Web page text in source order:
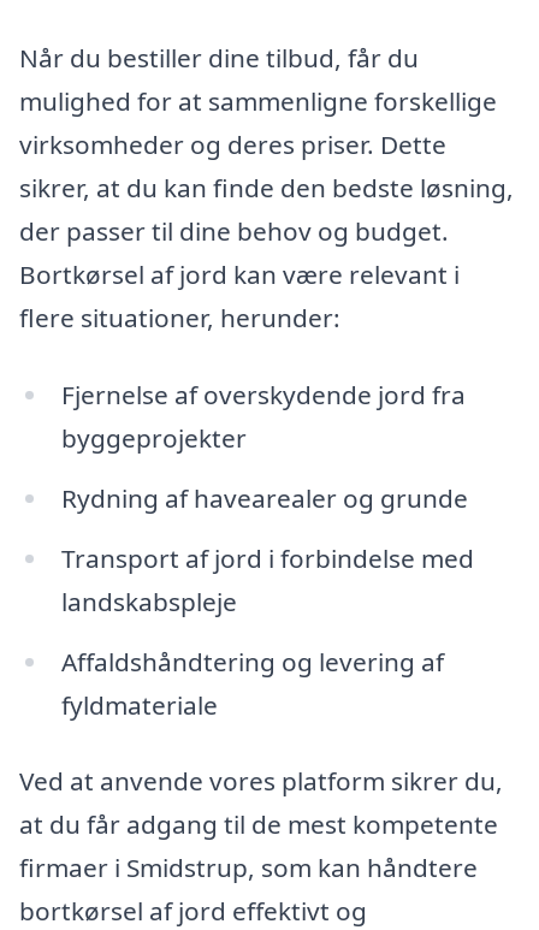
Når du bestiller dine tilbud, får du
mulighed for at sammenligne forskellige
virksomheder og deres priser. Dette
sikrer, at du kan finde den bedste løsning,
der passer til dine behov og budget.
Bortkørsel af jord kan være relevant i
flere situationer, herunder:
Fjernelse af overskydende jord fra
byggeprojekter
Rydning af havearealer og grunde
Transport af jord i forbindelse med
landskabspleje
Affaldshåndtering og levering af
fyldmateriale
Ved at anvende vores platform sikrer du,
at du får adgang til de mest kompetente
firmaer i Smidstrup, som kan håndtere
bortkørsel af jord effektivt og